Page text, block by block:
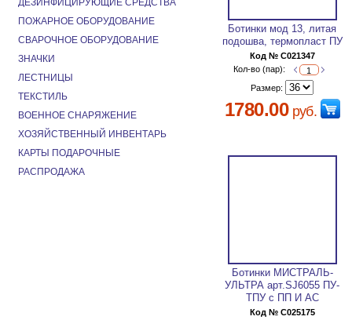
Ботинки мод 13, литая
подошва, термопласт ПУ
Код № C021347
Кол-во (пар):
Размер:
1780.00руб.
Ботинки МИСТРАЛЬ-
УЛЬТРА арт.SJ6055 ПУ-
ТПУ с ПП И АС
Код № C025175
ДЕЗИНФИЦИРУЮЩИЕ СРЕДСТВА
ПОЖАРНОЕ ОБОРУДОВАНИЕ
СВАРОЧНОЕ ОБОРУДОВАНИЕ
ЗНАЧКИ
ЛЕСТНИЦЫ
ТЕКСТИЛЬ
ВОЕННОЕ СНАРЯЖЕНИЕ
ХОЗЯЙСТВЕННЫЙ ИНВЕНТАРЬ
КАРТЫ ПОДАРОЧНЫЕ
РАСПРОДАЖА